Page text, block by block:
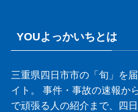
YOUよっかいちとは
三重県四日市市の「旬」を
イト。 事件・事故の速報か
で頑張る人の紹介まで、四